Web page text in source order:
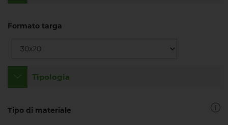
Formato targa
Tipologia
Tipo di materiale